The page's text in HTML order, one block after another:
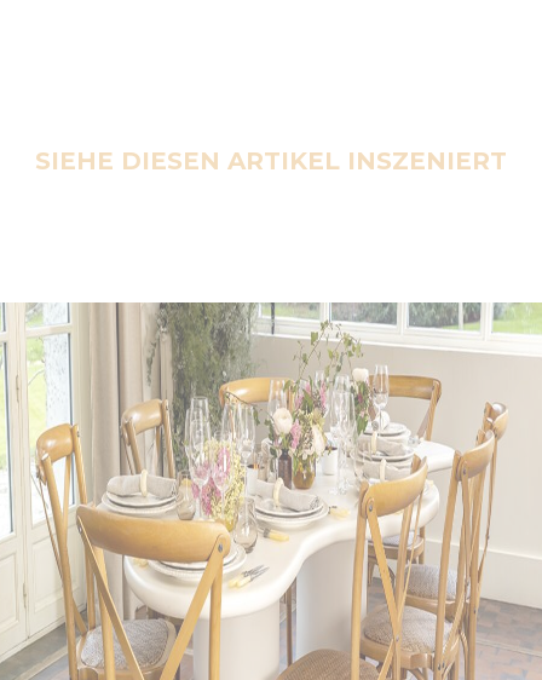
SIEHE DIESEN ARTIKEL INSZENIERT